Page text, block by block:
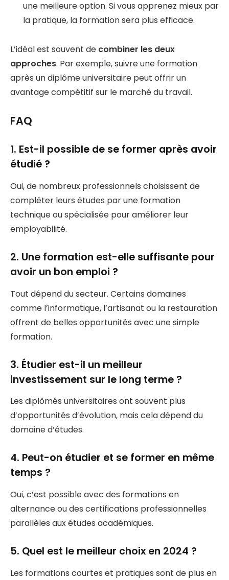
une meilleure option. Si vous apprenez mieux par
la pratique, la formation sera plus efficace.
L’idéal est souvent de combiner les deux
approches. Par exemple, suivre une formation
après un diplôme universitaire peut offrir un
avantage compétitif sur le marché du travail.
FAQ
1. Est-il possible de se former après avoir
étudié ?
Oui, de nombreux professionnels choisissent de
compléter leurs études par une formation
technique ou spécialisée pour améliorer leur
employabilité.
2. Une formation est-elle suffisante pour
avoir un bon emploi ?
Tout dépend du secteur. Certains domaines
comme l’informatique, l’artisanat ou la restauration
offrent de belles opportunités avec une simple
formation.
3. Étudier est-il un meilleur
investissement sur le long terme ?
Les diplômés universitaires ont souvent plus
d’opportunités d’évolution, mais cela dépend du
domaine d’études.
4. Peut-on étudier et se former en même
temps ?
Oui, c’est possible avec des formations en
alternance ou des certifications professionnelles
parallèles aux études académiques.
5. Quel est le meilleur choix en 2024 ?
Les formations courtes et pratiques sont de plus en